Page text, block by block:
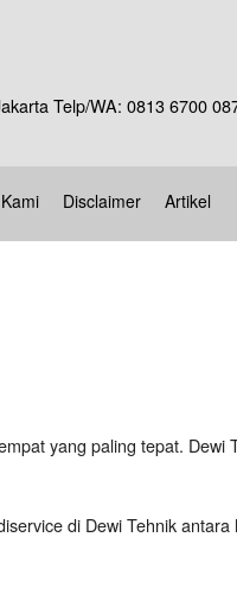
Telp/WA: 0813 6700
Disclaimer Artikel
yang paling tepat. Dewi
di Dewi Tehnik antara